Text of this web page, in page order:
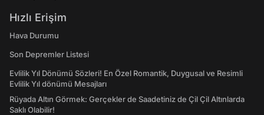
Hızlı Erişim
Hava Durumu
Son Depremler Listesi
Evlilik Yıl Dönümü Sözleri! En Özel Romantik, Duygusal ve Resimli
Evlilik Yıl dönümü Mesajları
Rüyada Altın Görmek: Gerçekler de Saadetiniz de Çil Çil Altınlarda
Saklı Olabilir!